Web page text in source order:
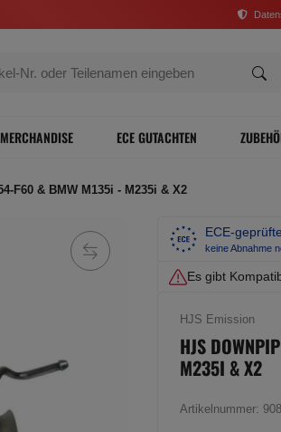
MERCHANDISE ECE GUTACHTEN
F60 & BMW M135i - M235i & X2
ECE-
keine Abnahme
Es gibt
HJS Emission
HJS
M235I & X2
Artikelnummer: